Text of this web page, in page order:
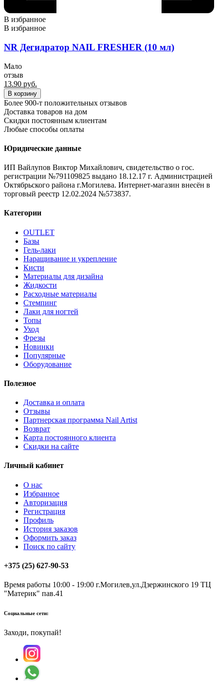
В избранное
В избранное
NR Дегидратор NAIL FRESHER (10 мл)
Мало
отзыв
13.90 руб.
В корзину
Более 900-т положительных отзывов
Доставка товаров на дом
Скидки постоянным клиентам
Любые способы оплаты
Юридические данные
ИП Вайлупов Виктор Михайлович, свидетельство о гос.
регистрации №791109825 выдано 18.12.17 г. Администрацией
Октябрьского района г.Могилева. Интернет-магазин внесён в
торговый реестр 12.02.2024 №573837.
Категории
OUTLET
Базы
Гель-лаки
Наращивание и укрепление
Кисти
Материалы для дизайна
Жидкости
Расходные материалы
Стемпинг
Лаки для ногтей
Топы
Уход
Фрезы
Новинки
Популярные
Оборудование
Полезное
Доставка и оплата
Отзывы
Партнерская программа Nail Artist
Возврат
Карта постоянного клиента
Скидки на сайте
Личный кабинет
О нас
Избранное
Авторизация
Регистрация
Профиль
История заказов
Оформить заказ
Поиск по сайту
+375 (25) 627-90-53
Время работы 10:00 - 19:00 г.Могилев,ул.Дзержинского 19 ТЦ
"Материк" пав.41
Социальные сети:
Заходи, покупай!